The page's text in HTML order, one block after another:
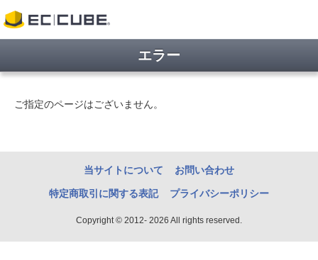
エラー
ご指定のページはございません。
当サイトについて お問い合わせ
特定商取引に関する表記 プライバシーポリシー
Copyright © 2012- 2026 All rights reserved.